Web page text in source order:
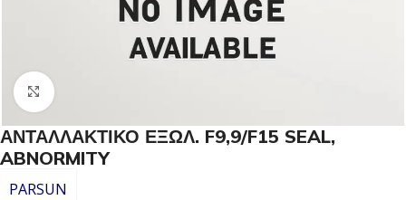
Click to enlarge
ΑΝΤΑΛΛΑΚΤΙΚΟ ΕΞΩΛ. F9,9/F15 SEAL,
ABNORMITY
PARSUN